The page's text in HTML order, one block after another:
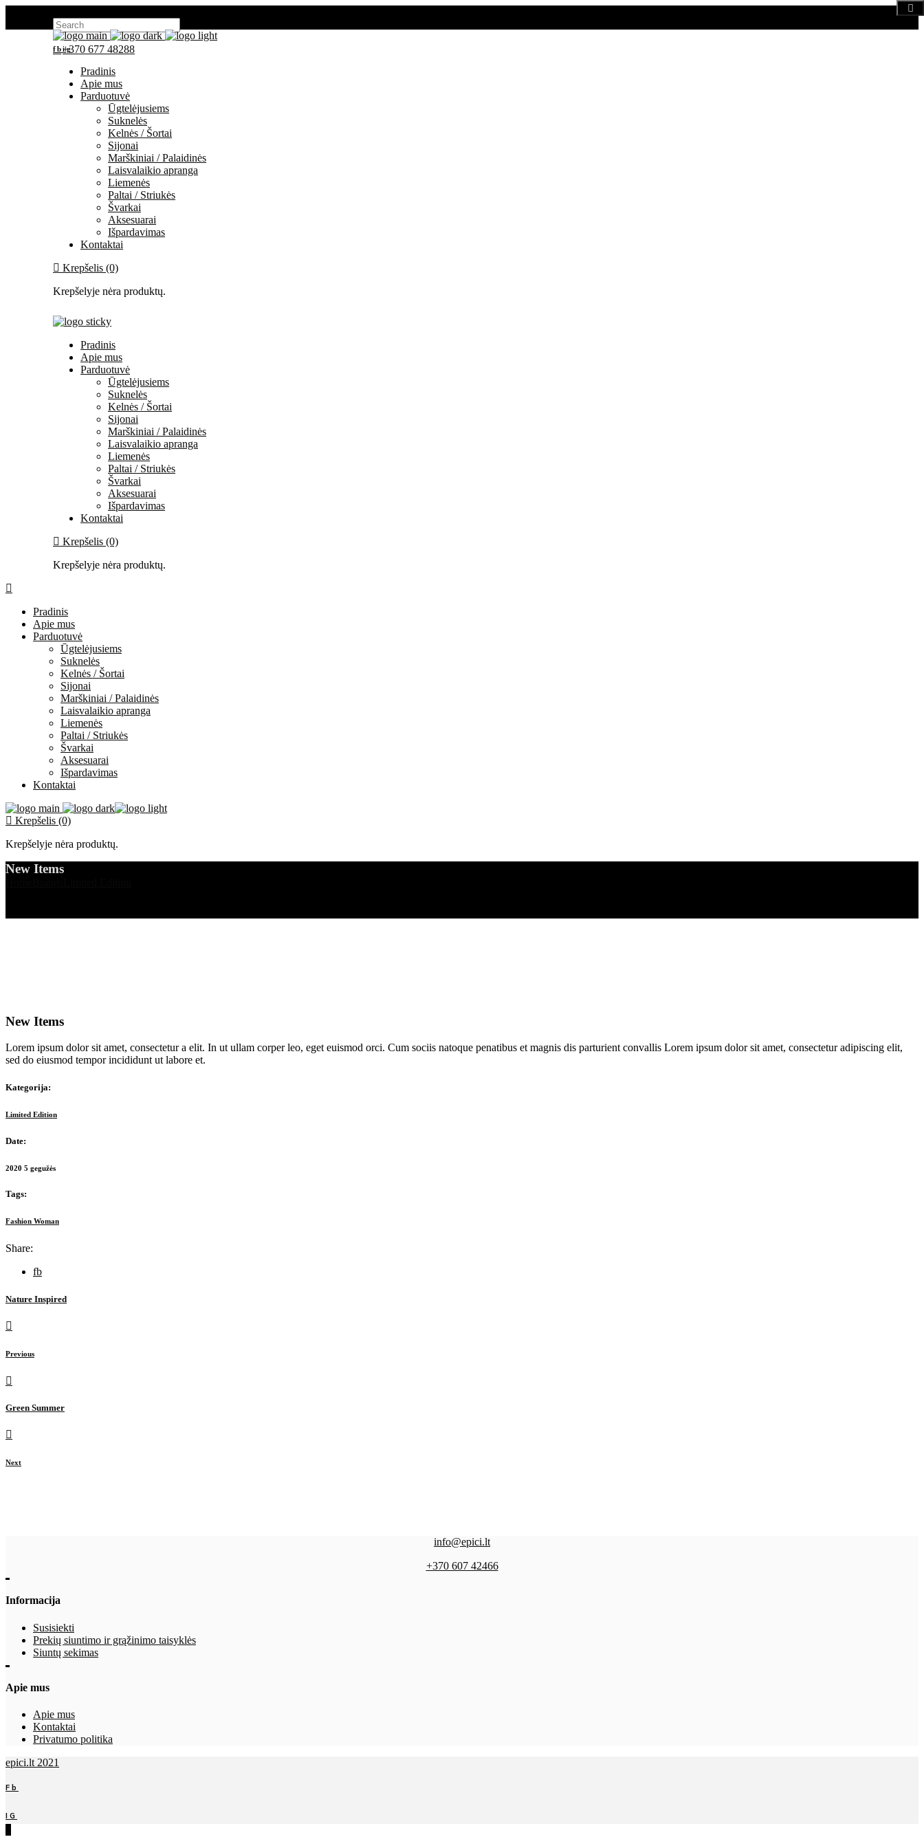
+370 677 48288
fbig
Pradinis
Apie mus
Parduotuvė
Ūgtelėjusiems
Suknelės
Kelnės / Šortai
Sijonai
Marškiniai / Palaidinės
Laisvalaikio apranga
Liemenės
Paltai / Striukės
Švarkai
Aksesuarai
Išpardavimas
Kontaktai
Krepšelis (0)
Krepšelyje nėra produktų.
Pradinis
Apie mus
Parduotuvė
Ūgtelėjusiems
Suknelės
Kelnės / Šortai
Sijonai
Marškiniai / Palaidinės
Laisvalaikio apranga
Liemenės
Paltai / Striukės
Švarkai
Aksesuarai
Išpardavimas
Kontaktai
Krepšelis (0)
Krepšelyje nėra produktų.
Pradinis
Apie mus
Parduotuvė
Ūgtelėjusiems
Suknelės
Kelnės / Šortai
Sijonai
Marškiniai / Palaidinės
Laisvalaikio apranga
Liemenės
Paltai / Striukės
Švarkai
Aksesuarai
Išpardavimas
Kontaktai
Krepšelis (0)
Krepšelyje nėra produktų.
New Items
New Items
Lorem ipsum dolor sit amet, consectetur a elit. In ut ullam corper leo, eget euismod orci. Cum sociis natoque penatibus et magnis dis parturient convallis Lorem ipsum dolor sit amet, consectetur adipiscing elit,
sed do eiusmod tempor incididunt ut labore et.
Kategorija:
Limited Edition
Date:
2020 5 gegužės
Tags:
Fashion Woman
Share:
fb
Nature Inspired
Previous
Green Summer
Next
info@epici.lt
+370 607 42466
Informacija
Susisiekti
Prekių siuntimo ir grąžinimo taisyklės
Siuntų sekimas
Apie mus
Apie mus
Kontaktai
Privatumo politika
epici.lt 2021
Fb
IG